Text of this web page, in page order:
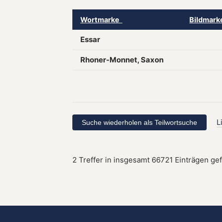
Wortmarke
Essar
Rhoner-Monnet, Saxon
2 Treffer in insgesamt 66721 Einträgen